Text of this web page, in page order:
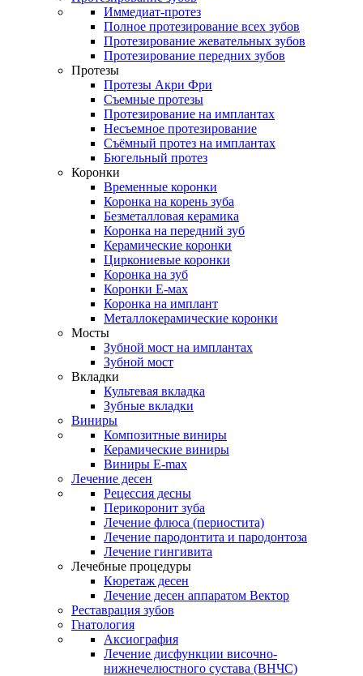
Иммедиат-протез
Полное протезирование всех зубов
Протезирование жевательных зубов
Протезирование передних зубов
Протезы
Протезы Акри Фри
Съемные протезы
Протезирование на имплантах
Несъемное протезирование
Съёмный протез на имплантах
Бюгельный протез
Коронки
Временные коронки
Коронка на корень зуба
Безметалловая керамика
Коронка на передний зуб
Керамические коронки
Циркониевые коронки
Коронка на зуб
Коронки Е-мах
Коронка на имплант
Металлокерамические коронки
Мосты
Зубной мост на имплантах
Зубной мост
Вкладки
Культевая вкладка
Зубные вкладки
Виниры
Композитные виниры
Керамические виниры
Виниры E-max
Лечение десен
Рецессия десны
Перикоронит зуба
Лечение флюса (периостита)
Лечение пародонтита и пародонтоза
Лечение гингивита
Лечебные процедуры
Кюретаж десен
Лечение десен аппаратом Вектор
Реставрация зубов
Гнатология
Аксиография
Лечение дисфункции височно-
нижнечелюстного сустава (ВНЧС)